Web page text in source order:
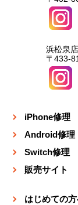
浜松泉店
〒433-
iPhone修理
Android修理
Switch修理
販売サイト
はじめての